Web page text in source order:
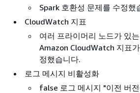
Spark 호환성 문제를 수정했
CloudWatch 지표
여러 프라이머리 노드가 있
Amazon CloudWatch 지표
정했습니다.
로그 메시지 비활성화
false 로그 메시지 "이전 버